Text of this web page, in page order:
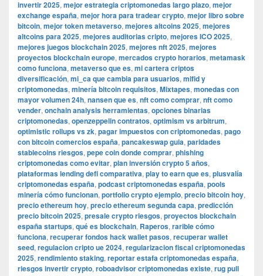
invertir 2025, mejor estrategia criptomonedas largo plazo, mejor
exchange españa, mejor hora para tradear crypto, mejor libro sobre
bitcoin, mejor token metaverso, mejores altcoins 2025, mejores
altcoins para 2025, mejores auditorias cripto, mejores ICO 2025,
mejores juegos blockchain 2025, mejores nft 2025, mejores
proyectos blockchain europe, mercados crypto horarios, metamask
como funciona, metaverso que es, mi cartera criptos
diversificación, mi_ca que cambia para usuarios, mifid y
criptomonedas, minería bitcoin requisitos, Mixtapes, monedas con
mayor volumen 24h, nansen que es, nft como comprar, nft como
vender, onchain analysis herramientas, opciones binarias
criptomonedas, openzeppelin contratos, optimism vs arbitrum,
optimistic rollups vs zk, pagar impuestos con criptomonedas, pago
con bitcoin comercios españa, pancakeswap guia, paridades
stablecoins riesgos, pepe coin donde comprar, phishing
criptomonedas como evitar, plan inversión crypto 5 años,
plataformas lending defi comparativa, play to earn que es, plusvalía
criptomonedas españa, podcast criptomonedas españa, pools
minería cómo funcionan, portfolio crypto ejemplo, precio bitcoin hoy,
precio ethereum hoy, precio ethereum segunda capa, predicción
precio bitcoin 2025, presale crypto riesgos, proyectos blockchain
españa startups, qué es blockchain, Raperos, rarible cómo
funciona, recuperar fondos hack wallet pasos, recuperar wallet
seed, regulacion cripto ue 2024, regularizacion fiscal criptomonedas
2025, rendimiento staking, reportar estafa criptomonedas españa,
riesgos invertir crypto, roboadvisor criptomonedas existe, rug pull